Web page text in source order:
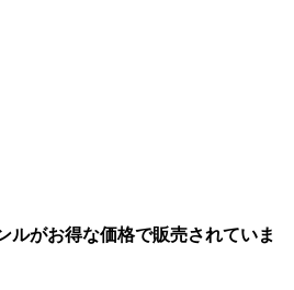
ルがお得な価格で販売されていま